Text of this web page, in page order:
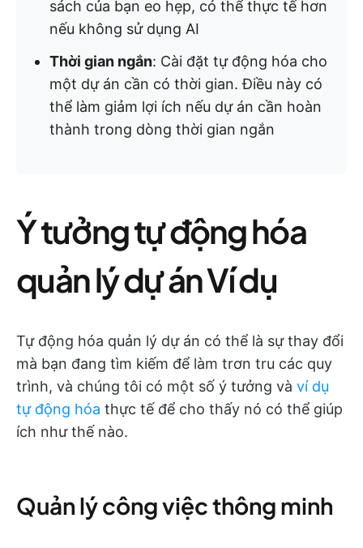
sách của bạn eo hẹp, có thể thực tế hơn
nếu không sử dụng AI
Thời gian ngắn: Cài đặt tự động hóa cho
một dự án cần có thời gian. Điều này có
thể làm giảm lợi ích nếu dự án cần hoàn
thành trong dòng thời gian ngắn
Ý tưởng tự động hóa
quản lý dự án Ví dụ
Tự động hóa quản lý dự án có thể là sự thay đổi
mà bạn đang tìm kiếm để làm trơn tru các quy
trình, và chúng tôi có một số ý tưởng và ví dụ
tự động hóa thực tế để cho thấy nó có thể giúp
ích như thế nào.
Quản lý công việc thông minh